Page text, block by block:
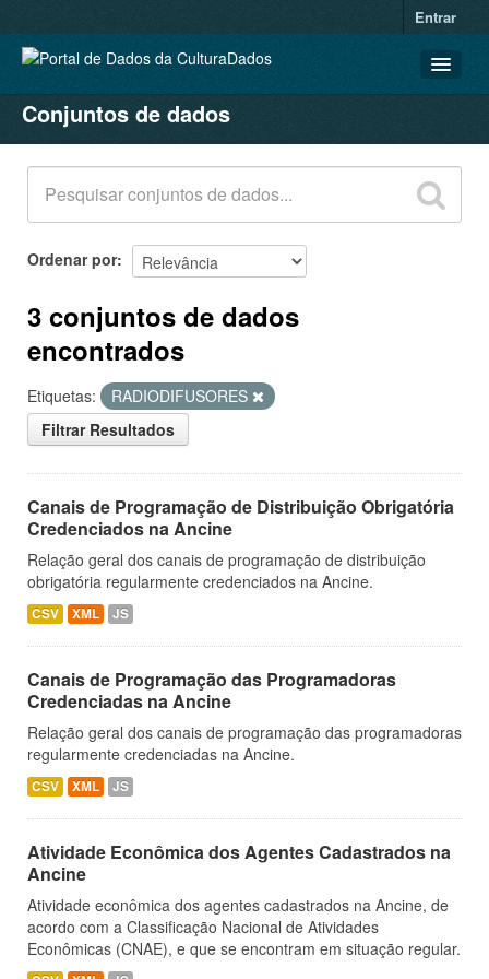
Entrar
CONJUNTOS DE DADOS
ORGANIZAÇÕES
GRUPOS
SOBRE
Conjuntos de dados
Ordenar por
3 conjuntos de dados
encontrados
Etiquetas:
RADIODIFUSORES
Filtrar Resultados
Canais de Programação de Distribuição Obrigatória
Credenciados na Ancine
Relação geral dos canais de programação de distribuição
obrigatória regularmente credenciados na Ancine.
CSV XML JS
Canais de Programação das Programadoras
Credenciadas na Ancine
Relação geral dos canais de programação das programadoras
regularmente credenciadas na Ancine.
CSV XML JS
Atividade Econômica dos Agentes Cadastrados na
Ancine
Atividade econômica dos agentes cadastrados na Ancine, de
acordo com a Classificação Nacional de Atividades
Econômicas (CNAE), e que se encontram em situação regular.